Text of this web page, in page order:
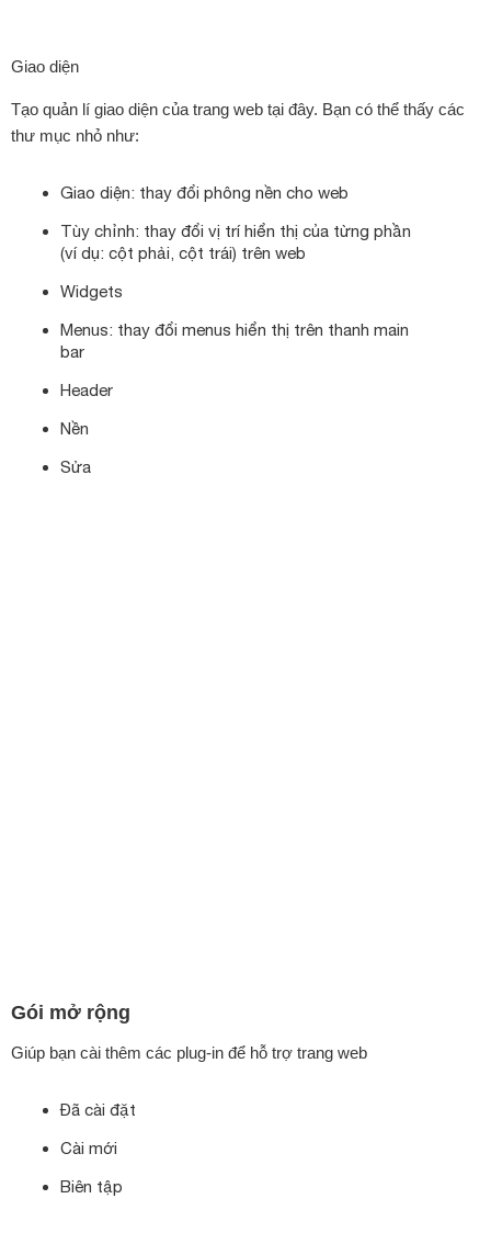
Giao diện
Tạo quản lí giao diện của trang web tại đây. Bạn có thể thấy các
thư mục nhỏ như:
Giao diện: thay đổi phông nền cho web
Tùy chỉnh: thay đổi vị trí hiển thị của từng phần
(ví dụ: cột phải, cột trái) trên web
Widgets
Menus: thay đổi menus hiển thị trên thanh main
bar
Header
Nền
Sửa
Gói mở rộng
Giúp bạn cài thêm các plug-in để hỗ trợ trang web
Đã cài đặt
Cài mới
Biên tập